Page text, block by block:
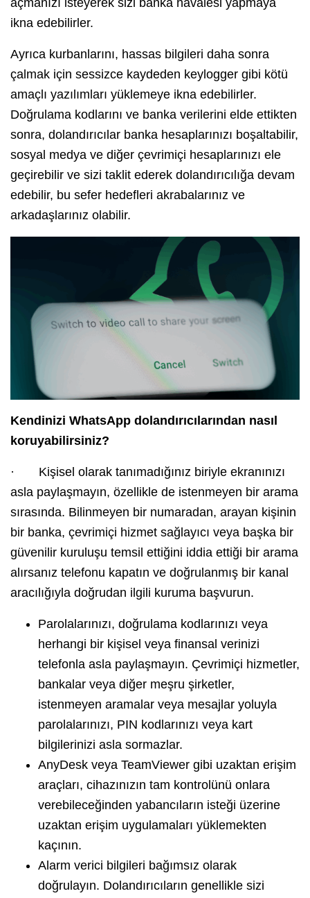
ikna edebilirler.
Ayrıca kurbanlarını, hassas bilgileri daha sonra
çalmak için sessizce kaydeden keylogger gibi kötü
amaçlı yazılımları yüklemeye ikna edebilirler.
Doğrulama kodlarını ve banka verilerini elde ettikten
sonra, dolandırıcılar banka hesaplarınızı boşaltabilir,
sosyal medya ve diğer çevrimiçi hesaplarınızı ele
geçirebilir ve sizi taklit ederek dolandırıcılığa devam
edebilir, bu sefer hedefleri akrabalarınız ve
arkadaşlarınız olabilir.
Kendinizi WhatsApp dolandırıcılarından nasıl
koruyabilirsiniz?
· Kişisel olarak tanımadığınız biriyle ekranınızı
asla paylaşmayın, özellikle de istenmeyen bir arama
sırasında. Bilinmeyen bir numaradan, arayan kişinin
bir banka, çevrimiçi hizmet sağlayıcı veya başka bir
güvenilir kuruluşu temsil ettiğini iddia ettiği bir arama
alırsanız telefonu kapatın ve doğrulanmış bir kanal
aracılığıyla doğrudan ilgili kuruma başvurun.
Parolalarınızı, doğrulama kodlarınızı veya
herhangi bir kişisel veya finansal verinizi
telefonla asla paylaşmayın. Çevrimiçi hizmetler,
bankalar veya diğer meşru şirketler,
istenmeyen aramalar veya mesajlar yoluyla
parolalarınızı, PIN kodlarınızı veya kart
bilgilerinizi asla sormazlar.
AnyDesk veya TeamViewer gibi uzaktan erişim
araçları, cihazınızın tam kontrolünü onlara
verebileceğinden yabancıların isteği üzerine
uzaktan erişim uygulamaları yüklemekten
kaçının.
Alarm verici bilgileri bağımsız olarak
doğrulayın. Dolandırıcıların genellikle sizi